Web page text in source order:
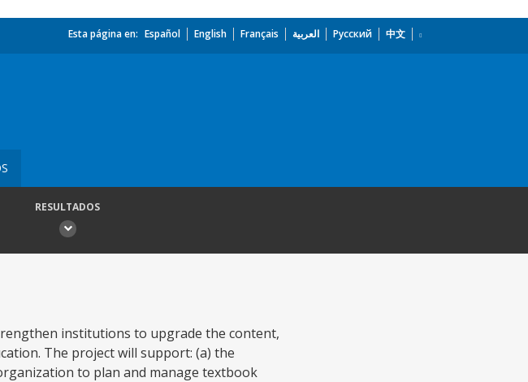
Esta página en: Español English Français العربية Русский 中文
RESULTADOS
institutions to upgrade the content,
The project will support: (a) the
to plan and manage textbook